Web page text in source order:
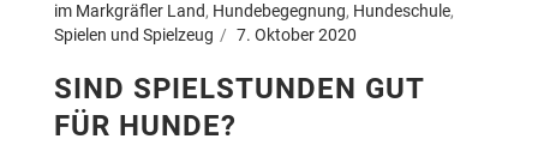
im Markgräfler Land, Hundebegegnung, Hundeschule,
Spielen und Spielzeug
7. Oktober 2020
SIND SPIELSTUNDEN GUT
FÜR HUNDE?